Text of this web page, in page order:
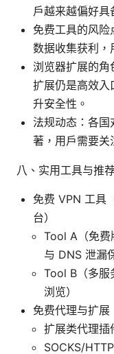
户越来越偏好具
免费工具的风
数据收集获利，
浏览器扩展的
扩展仍是高效入
升安全性。
法规动态：各国
著，用户需要关
八、实用工具与推
免费 VPN 工具
台）
Tool A（免
与 DNS 泄漏
Tool B（多服
浏览）
免费代理与扩展
扩展类代理插
SOCKS/